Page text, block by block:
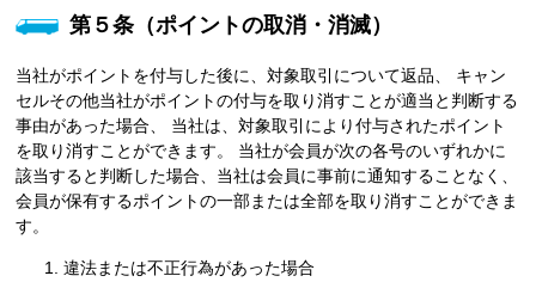
第５条（ポイントの取消・消滅）
当社がポイントを付与した後に、対象取引について返品、 キャン
セルその他当社がポイントの付与を取り消すことが適当と判断する
事由があった場合、 当社は、対象取引により付与されたポイント
を取り消すことができます。 当社が会員が次の各号のいずれかに
該当すると判断した場合、当社は会員に事前に通知することなく、
会員が保有するポイントの一部または全部を取り消すことができま
す。
違法または不正行為があった場合